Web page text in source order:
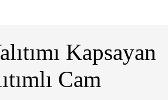
Kapsayan
Cam